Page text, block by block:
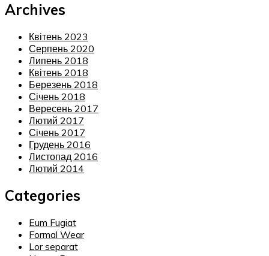
Archives
Квітень 2023
Серпень 2020
Липень 2018
Квітень 2018
Березень 2018
Січень 2018
Вересень 2017
Лютий 2017
Січень 2017
Грудень 2016
Листопад 2016
Лютий 2014
Categories
Eum Fugiat
Formal Wear
Lor separat